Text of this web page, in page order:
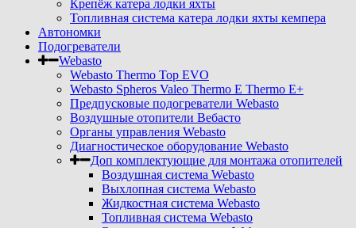
Крепёж катера лодки яхты
Топливная система катера лодки яхты кемпера
Автономки
Подогреватели
Webasto
Webasto Thermo Top EVO
Webasto Spheros Valeo Thermo E Thermo E+
Предпусковые подогреватели Webasto
Воздушные отопители Вебасто
Органы управления Webasto
Диагностическое оборудование Webasto
Доп комплектующие для монтажа отопителей
Воздушная система Webasto
Выхлопная система Webasto
Жидкостная система Webasto
Топливная система Webasto